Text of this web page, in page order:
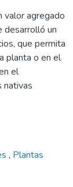
valor agregado
desarrolló un
que permita
planta o en el
el
nativas
, Plantas